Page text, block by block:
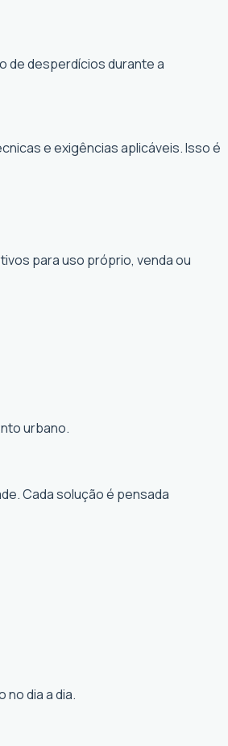
de desperdícios durante a
e exigências aplicáveis. Isso é
para uso próprio, venda ou
urbano.
Cada solução é pensada
dia a dia.